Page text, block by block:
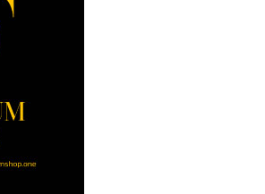
Şübhəli
16,7